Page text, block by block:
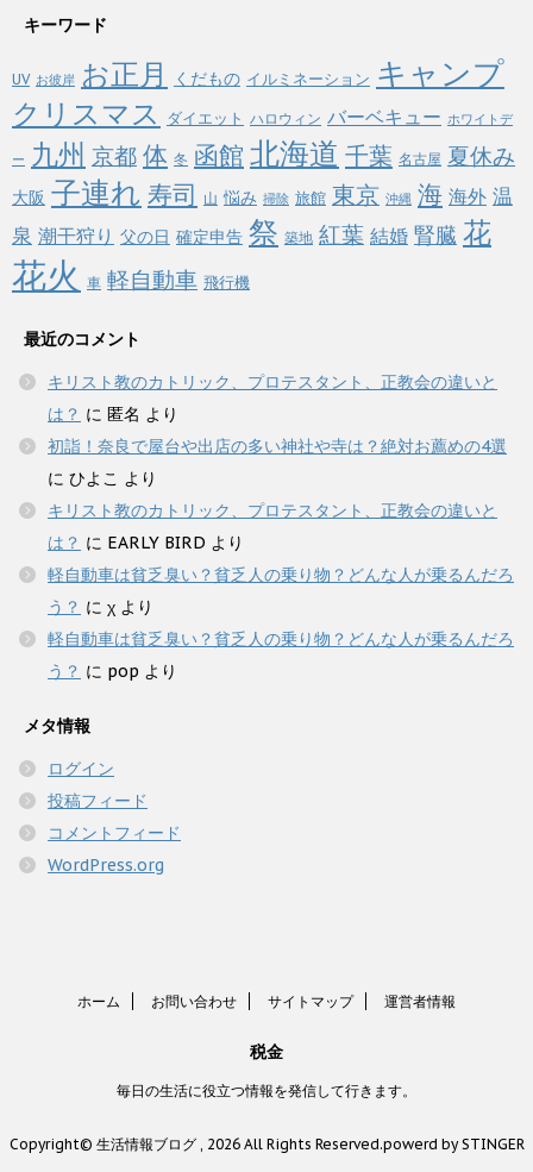
キーワード
UV お彼岸 お正月 くだもの イルミネーション キャンプ
クリスマス ダイエット ハロウィン バーベキュー ホワイトデ
ー 九州 京都 体 冬 函館 北海道 千葉 名古屋 夏休み
大阪 子連れ 寿司 山 悩み 掃除 旅館 東京 沖縄 海 海外 温
泉 潮干狩り 父の日 確定申告 祭 築地 紅葉 結婚 腎臓 花
花火 車 軽自動車 飛行機
最近のコメント
キリスト教のカトリック、プロテスタント、正教会の違いと
は？ に 匿名 より
初詣！奈良で屋台や出店の多い神社や寺は？絶対お薦めの4選
に ひよこ より
キリスト教のカトリック、プロテスタント、正教会の違いと
は？ に EARLY BIRD より
軽自動車は貧乏臭い？貧乏人の乗り物？どんな人が乗るんだろ
う？ に χ より
軽自動車は貧乏臭い？貧乏人の乗り物？どんな人が乗るんだろ
う？ に pop より
メタ情報
ログイン
投稿フィード
コメントフィード
WordPress.org
ホーム お問い合わせ サイトマップ 運営者情報
税金
毎日の生活に役立つ情報を発信して行きます。
Copyright© 生活情報ブログ , 2026 All Rights Reserved.powerd by STINGER